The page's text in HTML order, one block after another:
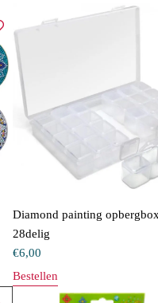
Diamond painting
28delig
€6,00
Bestellen